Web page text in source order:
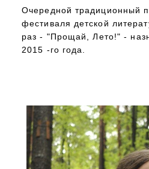
Очередной традиционный
фестиваля детской
раз - "Прощай, Лето!" -
2015 -го года.